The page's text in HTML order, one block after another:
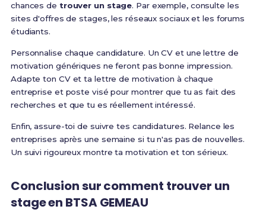
chances de trouver un stage. Par exemple, consulte les
sites d'offres de stages, les réseaux sociaux et les forums
étudiants.
Personnalise chaque candidature. Un CV et une lettre de
motivation génériques ne feront pas bonne impression.
Adapte ton CV et ta lettre de motivation à chaque
entreprise et poste visé pour montrer que tu as fait des
recherches et que tu es réellement intéressé.
Enfin, assure-toi de suivre tes candidatures. Relance les
entreprises après une semaine si tu n'as pas de nouvelles.
Un suivi rigoureux montre ta motivation et ton sérieux.
Conclusion sur comment trouver un
stage en BTSA GEMEAU